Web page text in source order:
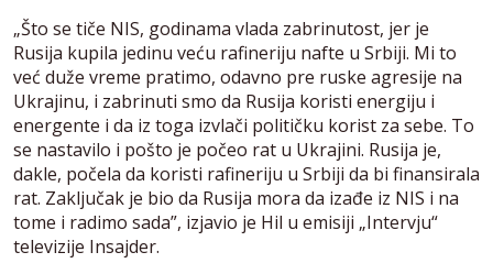
„Što se tiče NIS, godinama vlada zabrinutost, jer je
Rusija kupila jedinu veću rafineriju nafte u Srbiji. Mi to
već duže vreme pratimo, odavno pre ruske agresije na
Ukrajinu, i zabrinuti smo da Rusija koristi energiju i
energente i da iz toga izvlači političku korist za sebe. To
se nastavilo i pošto je počeo rat u Ukrajini. Rusija je,
dakle, počela da koristi rafineriju u Srbiji da bi finansirala
rat. Zaključak je bio da Rusija mora da izađe iz NIS i na
tome i radimo sada”, izjavio je Hil u emisiji „Intervju“
televizije Insajder.